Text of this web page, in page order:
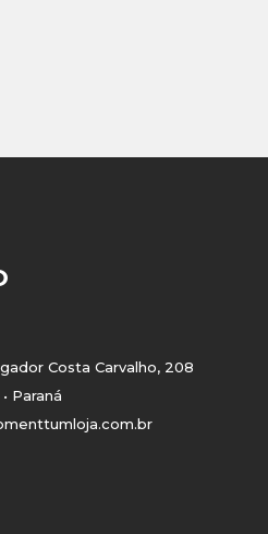
Costa Carvalho, 208
Paraná